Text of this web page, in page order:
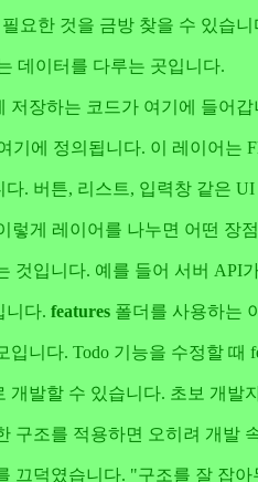
요한 것을 금방 찾을 수 있습니
데이터를 다루는 곳입니다.
저장하는 코드가 여기에 들어갑
에 정의됩니다. 이 레이어는
. 버튼, 리스트, 입력창 같은
렇게 레이어를 나누면 어떤 장
것입니다. 예를 들어 서버 API
니다. features 폴더를 사용하는
니다. Todo 기능을 수정할 때
발할 수 있습니다. 초보 개
구조를 적용하면 오히려 개발
끄덕였습니다. "구조를 잘 잡